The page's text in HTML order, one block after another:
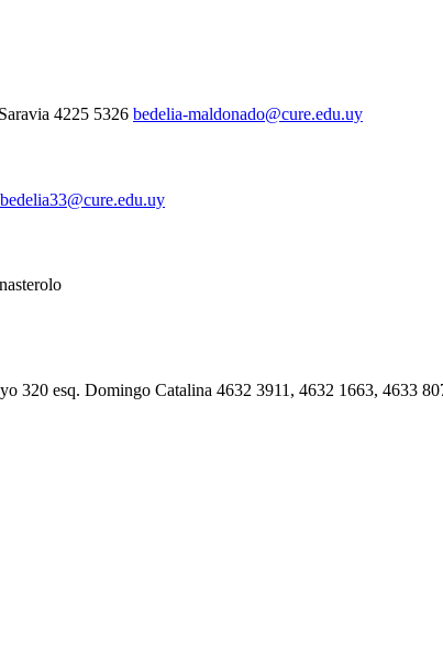
4225 5326 bedelia-maldonado@cure.edu.uy
bedelia33@cure.edu.uy
320 esq. Domingo Catalina 4632 3911, 4632 1663, 4633